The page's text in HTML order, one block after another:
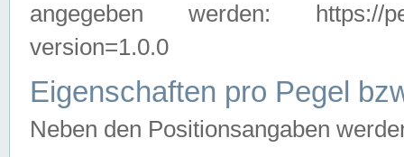
angegeben werden: https://
version=1.0.0
Eigenschaften pro Pegel
Neben den Positionsangaben